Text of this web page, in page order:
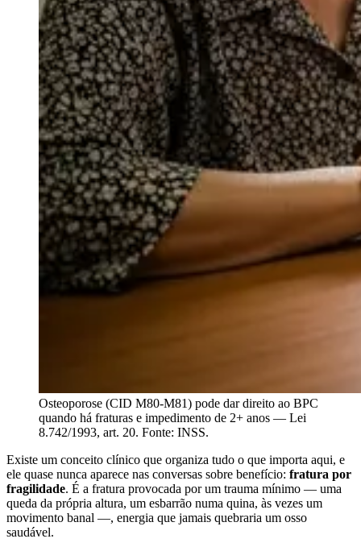
Osteoporose (CID M80-M81) pode dar direito ao BPC
quando há fraturas e impedimento de 2+ anos — Lei
8.742/1993, art. 20. Fonte: INSS.
Existe um conceito clínico que organiza tudo o que importa aqui, e
ele quase nunca aparece nas conversas sobre benefício: fratura por
fragilidade. É a fratura provocada por um trauma mínimo — uma
queda da própria altura, um esbarrão numa quina, às vezes um
movimento banal —, energia que jamais quebraria um osso
saudável.